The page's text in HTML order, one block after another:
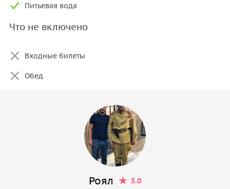
Питьевая вода
Что не включено
Входные билеты
Обед
Роял
5.0